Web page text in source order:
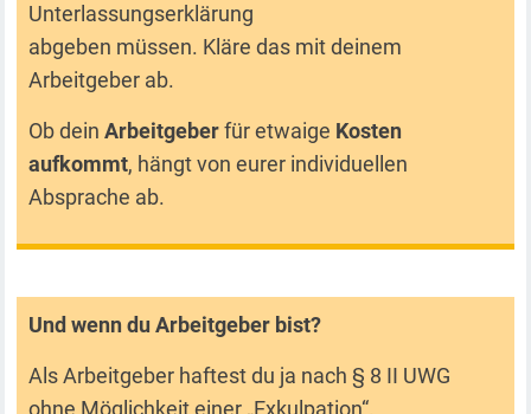
Unterlassungserklärung
abgeben müssen. Kläre das mit deinem
Arbeitgeber ab.
Ob deinArbeitgeberfür etwaige Kosten
aufkommt, hängt von eurer individuellen
Absprache ab.
Und wenn du Arbeitgeber bist?
Als Arbeitgeber haftest du ja nach § 8 II UWG